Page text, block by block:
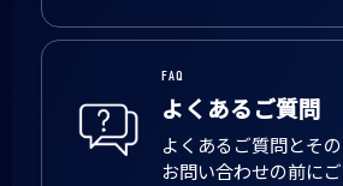
FAQ
よくあるご質問
よくあるご質問とその
お問い合わせの前に